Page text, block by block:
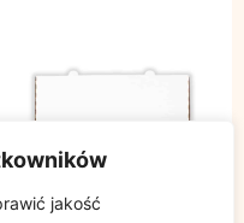
jakość